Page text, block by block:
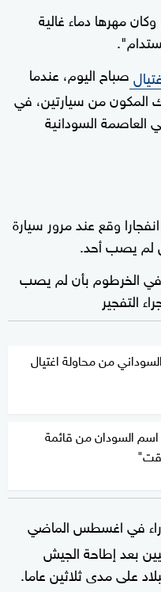
مهرها دماء غالية
صباح اليوم، عندما
المكون من سيارتين، في
السودانية
وقع عند مرور سيارة
لم يصب أحد.
في الخرطوم بأن لم يصب
التفجير
من محاولة اغتيال
اسم السودان من قائمة
في اغسطس الماضي
بعد إطاحة الجيش
على مدى ثلاثين عاما.